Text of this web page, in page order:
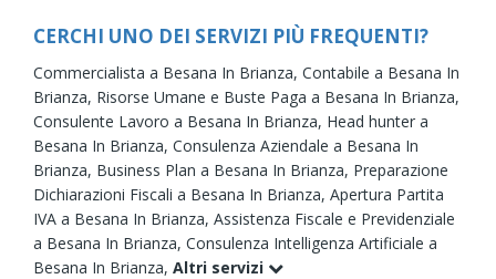
CERCHI UNO DEI SERVIZI PIÙ FREQUENTI?
Commercialista a Besana In Brianza, Contabile a Besana In
Brianza, Risorse Umane e Buste Paga a Besana In Brianza,
Consulente Lavoro a Besana In Brianza, Head hunter a
Besana In Brianza, Consulenza Aziendale a Besana In
Brianza, Business Plan a Besana In Brianza, Preparazione
Dichiarazioni Fiscali a Besana In Brianza, Apertura Partita
IVA a Besana In Brianza, Assistenza Fiscale e Previdenziale
a Besana In Brianza, Consulenza Intelligenza Artificiale a
Besana In Brianza, Altri servizi